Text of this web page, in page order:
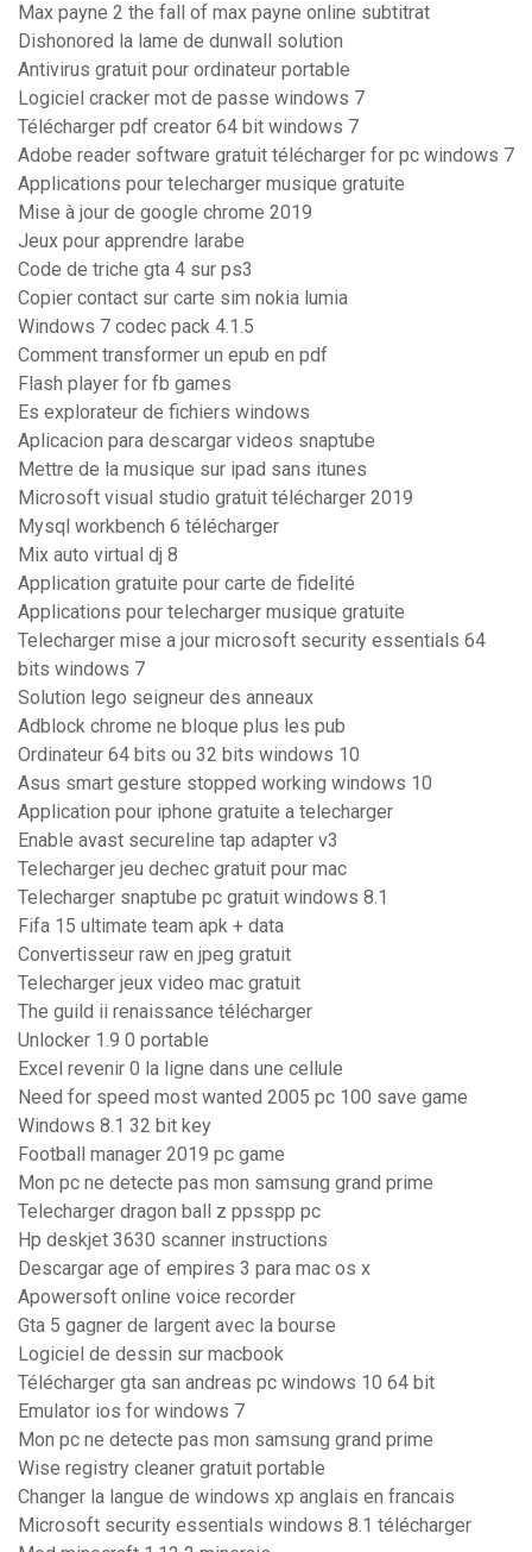
Max payne 2 the fall of max payne online subtitrat
Dishonored la lame de dunwall solution
Antivirus gratuit pour ordinateur portable
Logiciel cracker mot de passe windows 7
Télécharger pdf creator 64 bit windows 7
Adobe reader software gratuit télécharger for pc windows 7
Applications pour telecharger musique gratuite
Mise à jour de google chrome 2019
Jeux pour apprendre larabe
Code de triche gta 4 sur ps3
Copier contact sur carte sim nokia lumia
Windows 7 codec pack 4.1.5
Comment transformer un epub en pdf
Flash player for fb games
Es explorateur de fichiers windows
Aplicacion para descargar videos snaptube
Mettre de la musique sur ipad sans itunes
Microsoft visual studio gratuit télécharger 2019
Mysql workbench 6 télécharger
Mix auto virtual dj 8
Application gratuite pour carte de fidelité
Applications pour telecharger musique gratuite
Telecharger mise a jour microsoft security essentials 64
bits windows 7
Solution lego seigneur des anneaux
Adblock chrome ne bloque plus les pub
Ordinateur 64 bits ou 32 bits windows 10
Asus smart gesture stopped working windows 10
Application pour iphone gratuite a telecharger
Enable avast secureline tap adapter v3
Telecharger jeu dechec gratuit pour mac
Telecharger snaptube pc gratuit windows 8.1
Fifa 15 ultimate team apk + data
Convertisseur raw en jpeg gratuit
Telecharger jeux video mac gratuit
The guild ii renaissance télécharger
Unlocker 1.9 0 portable
Excel revenir 0 la ligne dans une cellule
Need for speed most wanted 2005 pc 100 save game
Windows 8.1 32 bit key
Football manager 2019 pc game
Mon pc ne detecte pas mon samsung grand prime
Telecharger dragon ball z ppsspp pc
Hp deskjet 3630 scanner instructions
Descargar age of empires 3 para mac os x
Apowersoft online voice recorder
Gta 5 gagner de largent avec la bourse
Logiciel de dessin sur macbook
Télécharger gta san andreas pc windows 10 64 bit
Emulator ios for windows 7
Mon pc ne detecte pas mon samsung grand prime
Wise registry cleaner gratuit portable
Changer la langue de windows xp anglais en francais
Microsoft security essentials windows 8.1 télécharger